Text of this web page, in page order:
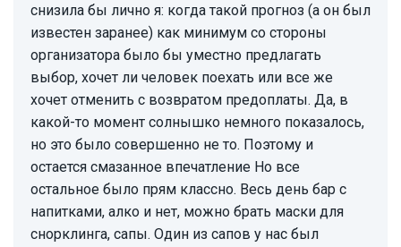
снизила бы лично я: когда такой прогноз (а он был
известен заранее) как минимум со стороны
организатора было бы уместно предлагать
выбор, хочет ли человек поехать или все же
хочет отменить с возвратом предоплаты. Да, в
какой-то момент солнышко немного показалось,
но это было совершенно не то. Поэтому и
остается смазанное впечатление Но все
остальное было прям классно. Весь день бар с
напитками, алко и нет, можно брать маски для
снорклинга, сапы. Один из сапов у нас был